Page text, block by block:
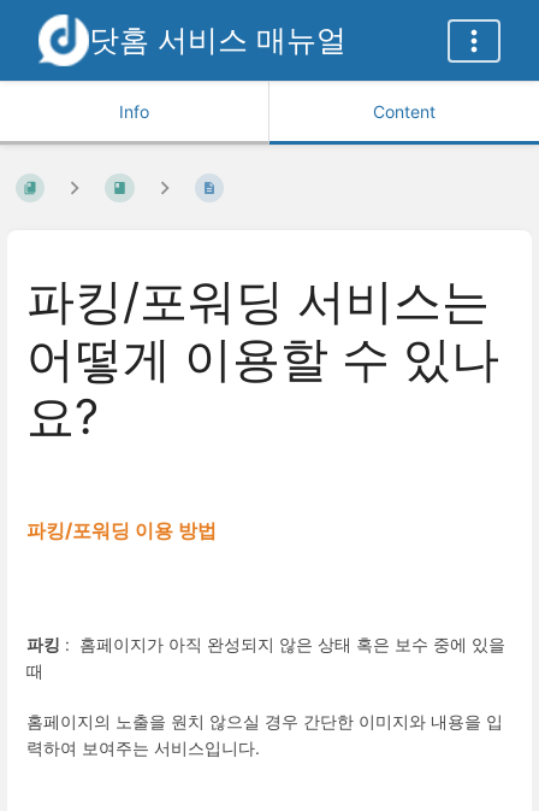
닷홈 서비스 매뉴얼
Info Content
파킹/포워딩 서비스는
어떻게 이용할 수 있나
요?
파킹/포워딩 이용 방법
파킹 : 홈페이지가 아직 완성되지 않은 상태 혹은 보수 중에 있을
때
홈페이지의 노출을 원치 않으실 경우 간단한 이미지와 내용을 입
력하여 보여주는 서비스입니다.